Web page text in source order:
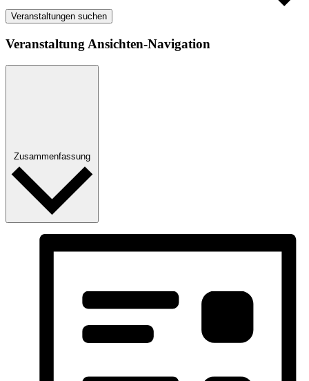
Veranstaltungen suchen
Veranstaltung Ansichten-Navigation
Zusammenfassung